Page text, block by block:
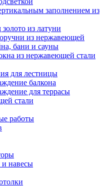
заполнением из
из латуни
из нержавеющей
бани и сауны
из нержавеющей стали
для лестницы
балкона
для террасы
стали
работы
и навесы